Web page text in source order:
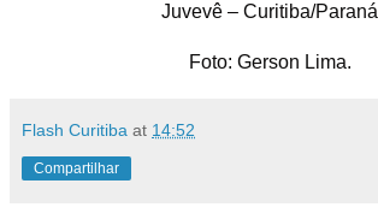
Juvevê – Curitiba/Paraná
Foto: Gerson Lima.
Flash Curitiba at 14:52
Compartilhar